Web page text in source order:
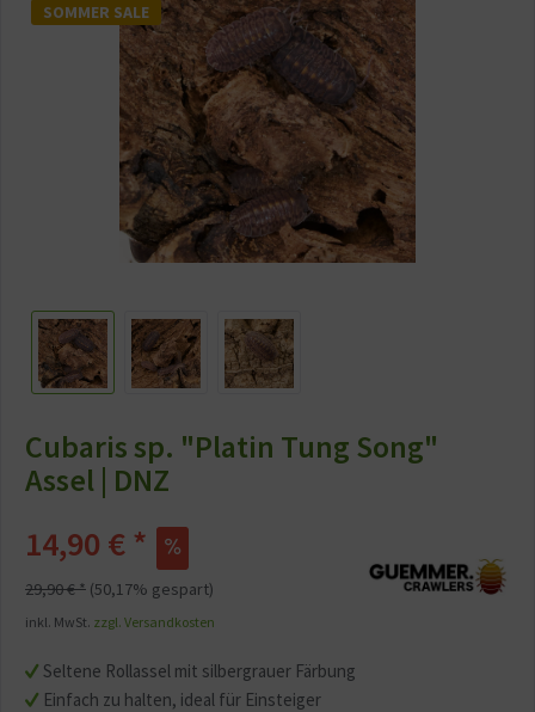
SOMMER SALE
Cubaris sp. "Platin Tung Song"
Assel | DNZ
Seltene Rollassel mit silbergrauer Färbung
Einfach zu halten, ideal für Einsteiger
14,90 € *
29,90 € * (50,17% gespart)
inkl. MwSt. zzgl. Versandkosten